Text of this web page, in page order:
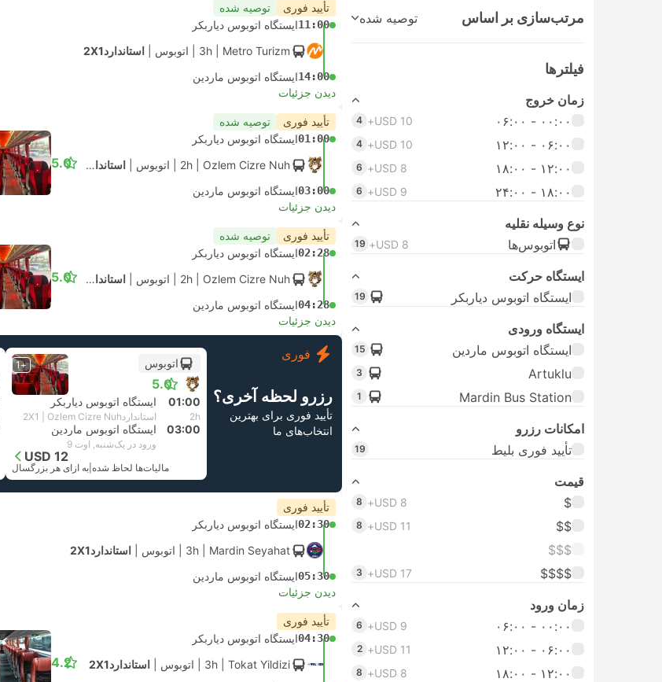
مرتب‌سازی بر اساس توصیه شده
فیلتر‌ها
زمان خروج
۰۰:۰۰ - ۰۶:۰۰
USD 10+
4
۰۶:۰۰ - ۱۲:۰۰ USD 10+
4
۱۲:۰۰ - ۱۸:۰۰ USD 8+
6
۱۸:۰۰ - ۲۴:۰۰ USD 9+
6
نوع وسیله نقلیه
اتوبوس‌ها
USD 8+
19
ایستگاه حرکت
ایستگاه اتوبوس دیاربکر
19
ایستگاه ورودی
ایستگاه اتوبوس ماردین
15
Artuklu
3
Mardin Bus Station
1
امکانات رزرو
تأیید فوری بلیط
19
قیمت
$
USD 8+
8
$$
USD 11+
8
$$$
$$$$
USD 17+
3
زمان ورود
۰۰:۰۰ - ۰۶:۰۰
USD 9+
6
۰۶:۰۰ - ۱۲:۰۰ USD 11+
2
۱۲:۰۰ - ۱۸:۰۰ USD 8+
8
تأیید فوری توصیه شده
11:00ایستگاه اتوبوس دیاربکر
3h | Metro Turizm اتوبوس استاندارد2X1
14:00ایستگاه اتوبوس ماردین
دیدن جزئیات
تأیید فوری توصیه شده
01:00ایستگاه اتوبوس دیاربکر
2h | Ozlem Cizre Nuh اتوبوس استاندارد2X1
03:00ایستگاه اتوبوس ماردین
5.0
دیدن جزئیات
تأیید فوری توصیه شده
02:28ایستگاه اتوبوس دیاربکر
2h | Ozlem Cizre Nuh اتوبوس استاندارد2X1
04:28ایستگاه اتوبوس ماردین
5.0
دیدن جزئیات
فوری
رزرو لحظه آخری؟
تأیید فوری برای بهترین
انتخاب‌های ما
اتوبوس
5.0
+1
01:00 ایستگاه اتوبوس دیاربکر
2h استاندارد2X1 | Ozlem Cizre Nuh
03:00 ایستگاه اتوبوس ماردین
ورود در یک‌شنبه, اوت 9
USD 12
مالیات‌ها لحاظ شده به ازای هر بزرگسال
تأیید فوری
02:30ایستگاه اتوبوس دیاربکر
3h | Mardin Seyahat اتوبوس استاندارد2X1
05:30ایستگاه اتوبوس ماردین
دیدن جزئیات
تأیید فوری
04:30ایستگاه اتوبوس دیاربکر
3h | Tokat Yildizi اتوبوس استاندارد2X1 4.2